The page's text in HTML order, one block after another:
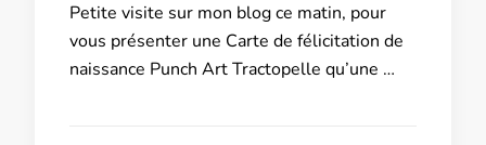
Petite visite sur mon blog ce matin, pour
vous présenter une Carte de félicitation de
naissance Punch Art Tractopelle qu’une …